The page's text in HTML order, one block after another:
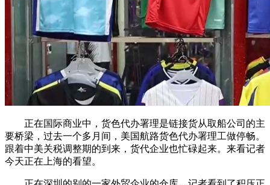
正在国际商业中，货色代办署理是链接货从取船公司的主
要桥梁，过去一个多月间，美国航路货色代办署理工做停畅。
跟着中美关税调整期的到来，货代企业也忙碌起来。来看记者
今天正在上海的看望。